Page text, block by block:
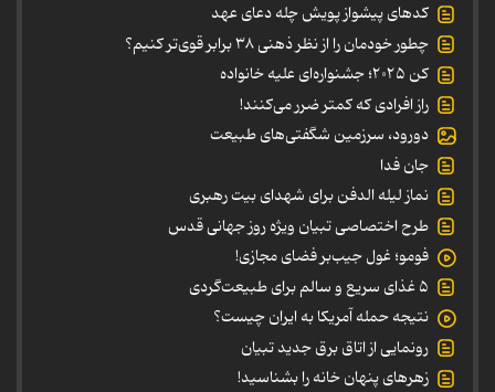
کدهای پیشواز پویش چله دعای عهد
چطور خودمان را از نظر ذهنی ۳۸ برابر قوی‌تر کنیم؟
کن ۲۰۲۵؛ جشنواره‌ای علیه خانواده
راز افرادی که کمتر ضرر می‌کنند!
دورود، سرزمین شگفتی‌های طبیعت
جان فدا
نماز لیله الدفن برای شهدای بیت رهبری
طرح اختصاصی تبیان ویژه روز جهانی قدس
فومو؛ غول جیب‌بر فضای مجازی!
۵ غذای سریع و سالم برای طبیعت‌گردی
نتیجه حمله آمریکا به ایران چیست؟
رونمایی از اتاق برق جدید تبیان
زهرهای پنهان خانه را بشناسید!